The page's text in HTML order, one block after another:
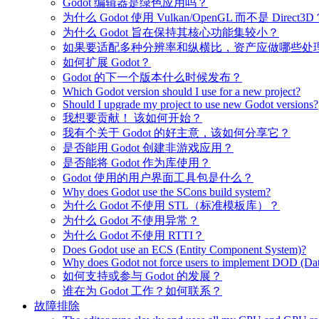
Godot 编辑器是绿色应用吗？
为什么 Godot 使用 Vulkan/OpenGL 而不是 Direct3D
为什么 Godot 旨在保持其核心功能集较小？
如果要适配多种分辨率和纵横比，资产应做哪些处
如何扩展 Godot？
Godot 的下一个版本什么时候发布？
Which Godot version should I use for a new project?
Should I upgrade my project to use new Godot versions?
我想要贡献！ 该如何开始？
我有个关于 Godot 的好主意，该如何分享它？
是否能用 Godot 创建非游戏应用？
是否能将 Godot 作为库使用？
Godot 使用的用户界面工具包是什么？
Why does Godot use the SCons build system?
为什么 Godot 不使用 STL（标准模板库）？
为什么 Godot 不使用异常？
为什么 Godot 不使用 RTTI？
Does Godot use an ECS (Entity Component System)?
Why does Godot not force users to implement DOD
如何支持或参与 Godot 的发展？
谁在为 Godot 工作？如何联系？
故障排除